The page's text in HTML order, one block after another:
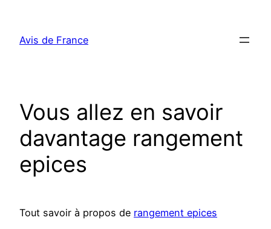
contenu
Avis de France
Vous allez en savoir
davantage rangement
epices
Tout savoir à propos de rangement epices